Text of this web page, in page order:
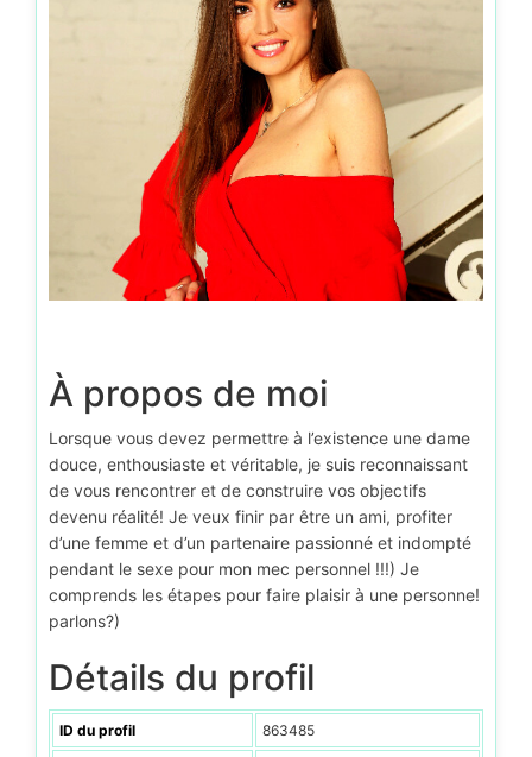
À propos de moi
Lorsque vous devez permettre à l’existence une dame
douce, enthousiaste et véritable, je suis reconnaissant
de vous rencontrer et de construire vos objectifs
devenu réalité! Je veux finir par être un ami, profiter
d’une femme et d’un partenaire passionné et indompté
pendant le sexe pour mon mec personnel !!!) Je
comprends les étapes pour faire plaisir à une personne!
parlons?)
Détails du profil
ID du profil 863485